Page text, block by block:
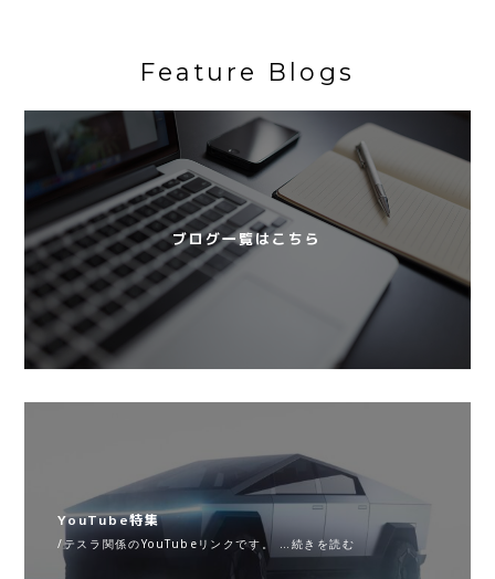
Feature Blogs
ブログ一覧はこちら
YouTube特集
/テスラ関係のYouTubeリンクです。 …続きを読む